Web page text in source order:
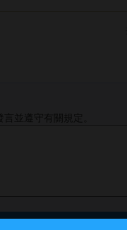
言並遵守有關規定。